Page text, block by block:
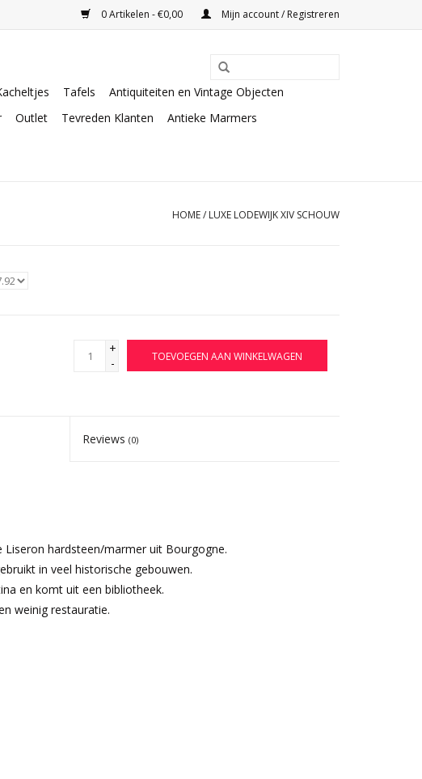
0 Artikelen - €0,00 Mijn account / Registreren
Tafels
Antiquiteiten en Vintage Objecten
Outlet Tevreden Klanten
Antieke Marmers
HOME/ LUXE LODEWIJK XIV SCHOUW
+
-
TOEVOEGEN AAN WINKELWAGEN
Reviews(0)
Liseron hardsteen/marmer uit Bourgogne.
in veel historische gebouwen.
en komt uit een bibliotheek.
weinig restauratie.